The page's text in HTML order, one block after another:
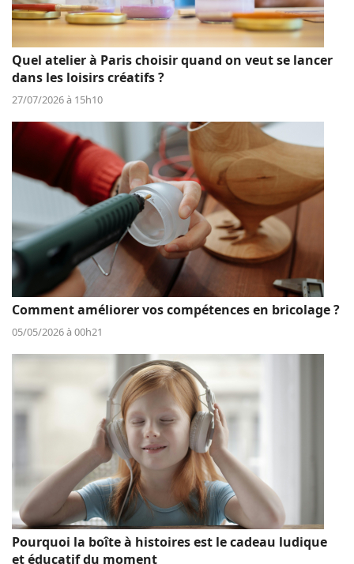
Quel atelier à Paris choisir quand on veut se lancer
dans les loisirs créatifs ?
27/07/2026 à 15h10
Comment améliorer vos compétences en bricolage ?
05/05/2026 à 00h21
Pourquoi la boîte à histoires est le cadeau ludique
et éducatif du moment